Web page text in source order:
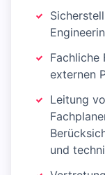
Fachliche
externen
Leitung
und